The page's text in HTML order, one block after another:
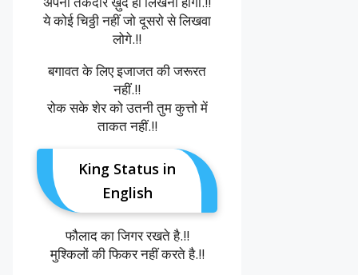
ये कोई चिठ्ठी नहीं जो दूसरो से लिखवा
लोगे.!!
बगावत के लिए इजाजत की जरूरत
नहीं.!!
रोक सके शेर को उतनी तुम कुत्तो में
ताकत नहीं.!!
King Status in
English
फौलाद का जिगर रखते है.!!
मुश्किलों की फिकर नहीं करते है.!!